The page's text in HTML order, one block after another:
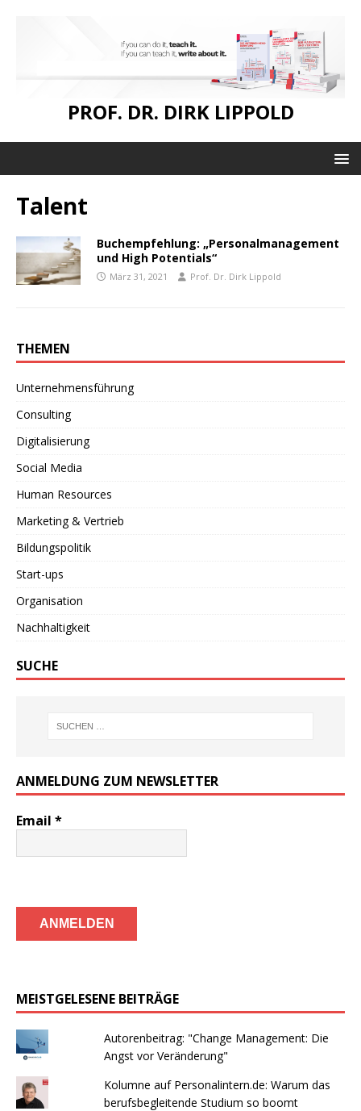
PROF. DR. DIRK LIPPOLD
Talent
Buchempfehlung: „Personalmanagement
und High Potentials“
März 31, 2021 Prof. Dr. Dirk Lippold
THEMEN
Unternehmensführung
Consulting
Digitalisierung
Social Media
Human Resources
Marketing & Vertrieb
Bildungspolitik
Start-ups
Organisation
Nachhaltigkeit
SUCHE
ANMELDUNG ZUM NEWSLETTER
Email *
MEISTGELESENE BEITRÄGE
Autorenbeitrag: "Change Management: Die
Angst vor Veränderung"
Kolumne auf Personalintern.de: Warum das
berufsbegleitende Studium so boomt